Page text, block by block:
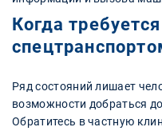
Когда
Ряд состояний лишает
возможности добраться
Обратитесь в частную